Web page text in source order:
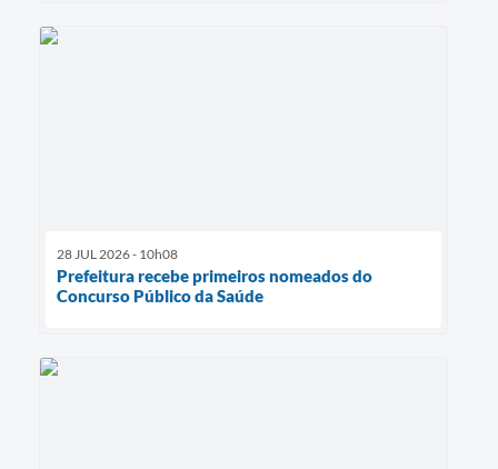
28 JUL 2026 - 10h08
Prefeitura recebe primeiros nomeados do
Concurso Público da Saúde